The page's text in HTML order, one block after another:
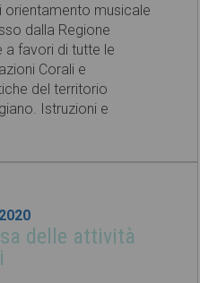
orientamento musicale
dalla Regione
a favori di tutte le
Corali e
del territorio
Istruzioni e
delle attività